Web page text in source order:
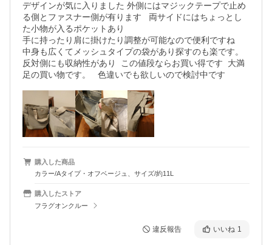
デザインが気に入りました 外側にはマジックテープで止め
る側とファスナー側が有ります   両サイドにはちょっとし
た小物が入るポケットあり
手に持ったり肩に掛けたり調整が可能なので便利ですね
中身も広くてメッシュタイプの袋があり探すのも楽です。
反対側にも収納性があり  この値段ならお買い得です  大満
足の買い物です。   色違いでも欲しいので検討中です
購入した商品
カラー/Aタイプ・オフベージュ、サイズ/約11L
購入したストア
フラグオンクルー
違反報告 いいね 1